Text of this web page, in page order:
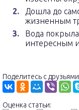
Дошла до
жизненным
Вода
интересным
Поделитесь с
Оценка статьи: